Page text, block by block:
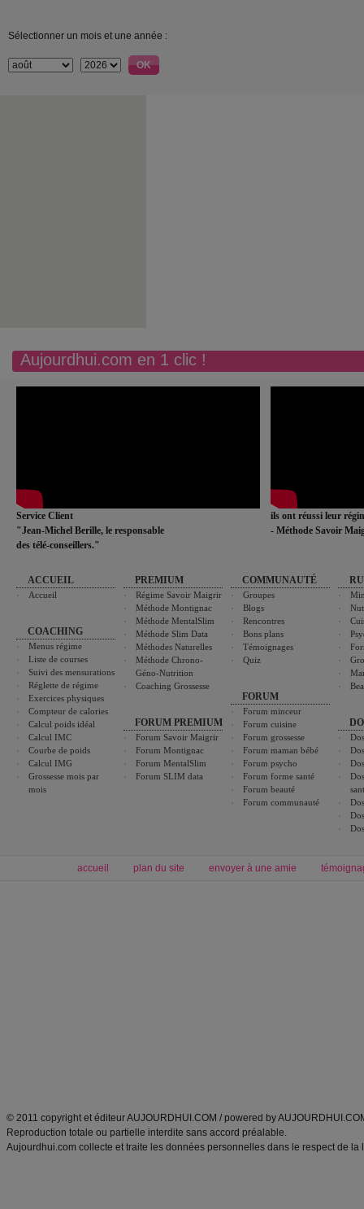
Sélectionner un mois et une année :
Aujourdhui.com en 1 clic !
Service Client
"Jean-Michel Berille, le responsable
des télé-conseillers."
ils ont réussi leur
- Méthode Savoir
ACCUEIL
Accueil
COACHING
Menus régime
Liste de courses
Suivi des mensurations
Réglette de régime
Exercices physiques
Compteur de calories
Calcul poids idéal
Calcul IMC
Courbe de poids
Calcul IMG
Grossesse mois par
mois
PREMIUM
Régime Savoir Maigrir
Méthode Montignac
Méthode MentalSlim
Méthode Slim Data
Méthodes Naturelles
Méthode Chrono-
Géno-Nutrition
Coaching Grossesse
FORUM PREMIUM
Forum Savoir Maigrir
Forum Montignac
Forum MentalSlim
Forum SLIM data
COMMUNAUTÉ
Groupes
Blogs
Rencontres
Bons plans
Témoignages
Quiz
FORUM
Forum minceur
Forum cuisine
Forum grossesse
Forum maman bébé
Forum psycho
Forum forme santé
Forum beauté
Forum communauté
accueil plan du site envoyer à une amie
© 2011 copyright et éditeur AUJOURDHUI.COM / powered by
Reproduction totale ou partielle interdite sans accord préalable.
Aujourdhui.com collecte et traite les données personnelles dans le respect de